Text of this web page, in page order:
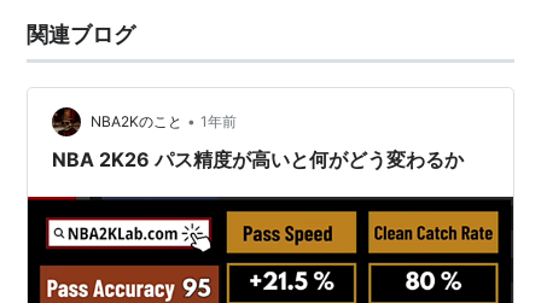
関連ブログ
NBA2Kのこと • 1年前
NBA 2K26 パス精度が高いと何がどう変わるか